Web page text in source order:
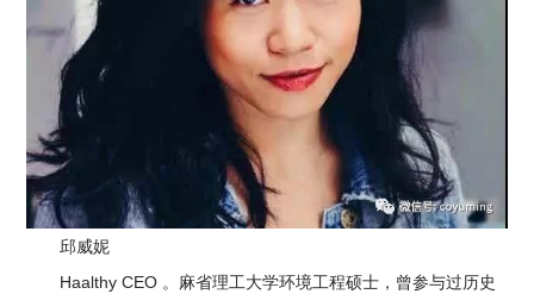
邱威妮
Haalthy CEO 。麻省理工大学环境工程硕士，曾参与过历史